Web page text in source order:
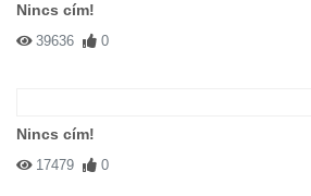
Nincs cím!
39636 0
Nincs cím!
17479 0